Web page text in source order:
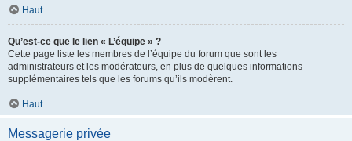
Haut
Qu’est-ce que le lien « L’équipe » ?
Cette page liste les membres de l’équipe du forum que sont les
administrateurs et les modérateurs, en plus de quelques informations
supplémentaires tels que les forums qu’ils modèrent.
Haut
Messagerie privée